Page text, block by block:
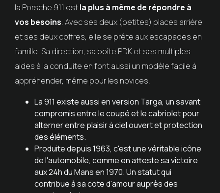
la Porsche 911 estla plus à même de répondre à
vos besoins. Avec ses deux (petites) places arrière
et ses deux coffres, elle se prête aux escapades en
famille. Sa direction, sa boîte PDK et ses multiples
aides à la conduite en font aussi un modèle facile à
appréhender, même pour les novices.
La 911 existe aussi en version Targa, un savant
compromis entre le coupé et le cabriolet pour
alterner entre plaisir à ciel ouvert et protection
des éléments.
Produite depuis 1963, c'est une véritable icône
de l'automobile, comme en atteste sa victoire
aux 24h du Mans en 1970. Un statut qui
contribue à sa cote d'amour auprès des